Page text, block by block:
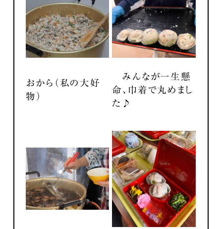
おから（私の大好
物）
みんなが一生懸
命、巾着で丸めまし
た♪